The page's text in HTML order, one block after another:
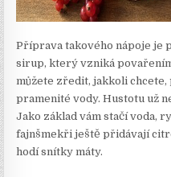
Příprava takového nápoje je
sirup, který vzniká
můžete zředit, jakkoli
pramenité vody. Hustotu už
Jako základ vám stačí voda,
fajnšmekři ještě přidávají
hodí snítky máty.